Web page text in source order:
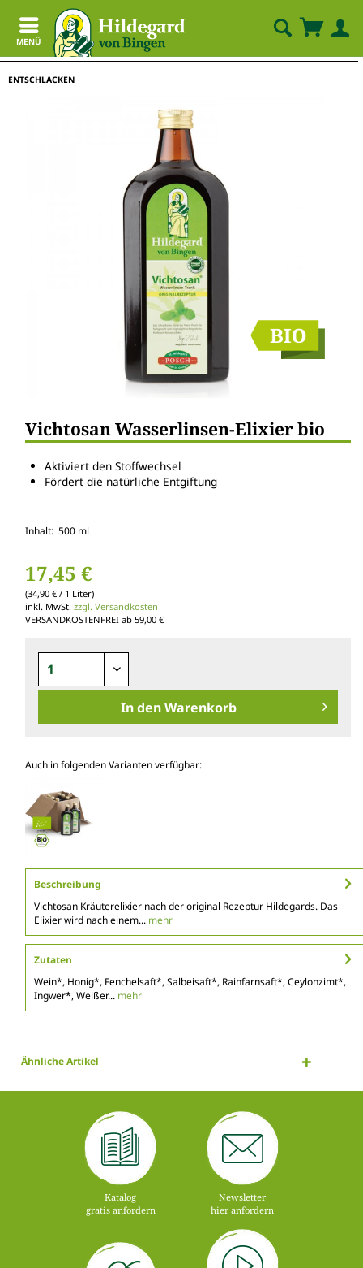
MENÜ
ENTSCHLACKEN
Vichtosan Wasserlinsen-Elixier bio
Aktiviert den Stoffwechsel
Fördert die natürliche Entgiftung
Inhalt: 500 ml
17,45 €
(34,90 € / 1 Liter)
inkl. MwSt. zzgl. Versandkosten
VERSANDKOSTENFREI ab 59,00 €
In den Warenkorb
Auch in folgenden Varianten verfügbar:
Beschreibung
Vichtosan Kräuterelixier nach der original Rezeptur Hildegards. Das
Elixier wird nach einem... mehr
Zutaten
Wein*, Honig*, Fenchelsaft*, Salbeisaft*, Rainfarnsaft*, Ceylonzimt*,
Ingwer*, Weißer... mehr
Ähnliche Artikel
Katalog
gratis anfordern
Newsletter
hier anfordern